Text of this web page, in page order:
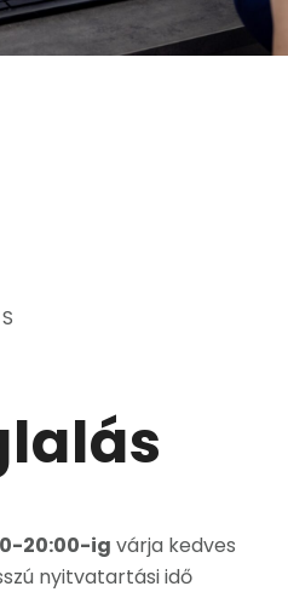
20:00-ig várja kedves
nyitvatartási idő